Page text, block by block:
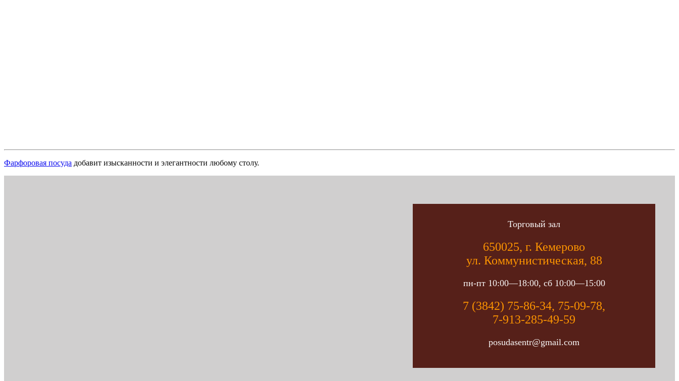
Фарфоровая посуда добавит изысканности и элегантности любому столу.
Торговый зал
650025, г. Кемерово
ул. Коммунистическая, 88
пн-пт 10:00—18:00, сб 10:00—15:00
7 (3842) 75-86-34, 75-09-78,
7-913-285-49-59
posudasentr@gmail.com